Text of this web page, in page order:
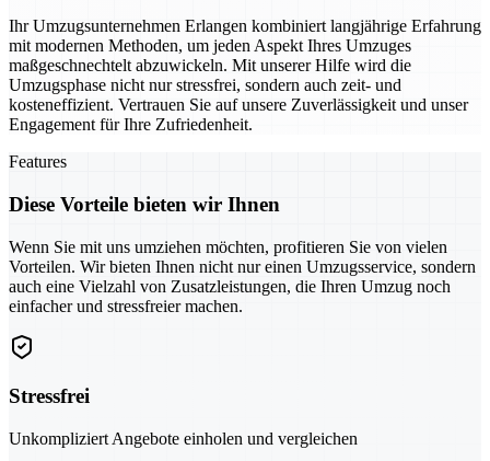
Ihr Umzugsunternehmen Erlangen kombiniert langjährige Erfahrung
mit modernen Methoden, um jeden Aspekt Ihres Umzuges
maßgeschnechtelt abzuwickeln. Mit unserer Hilfe wird die
Umzugsphase nicht nur stressfrei, sondern auch zeit- und
kosteneffizient. Vertrauen Sie auf unsere Zuverlässigkeit und unser
Engagement für Ihre Zufriedenheit.
Features
Diese Vorteile bieten wir Ihnen
Wenn Sie mit uns umziehen möchten, profitieren Sie von vielen
Vorteilen. Wir bieten Ihnen nicht nur einen Umzugsservice, sondern
auch eine Vielzahl von Zusatzleistungen, die Ihren Umzug noch
einfacher und stressfreier machen.
Stressfrei
Unkompliziert Angebote einholen und vergleichen